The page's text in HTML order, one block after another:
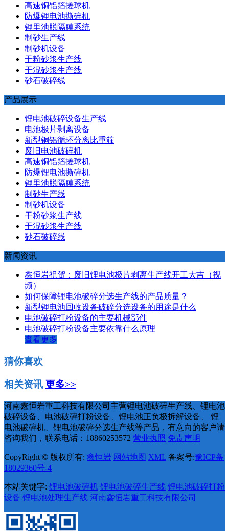
高速铜铝箔搓球机
防爆锂电池撕碎机
锂里池脱隔膜系统
制砂生产线
制砂机设备
干粉砂浆生产线
干混砂浆生产线
砂石破碎线
产品展示
锂电池破碎设备生产线
电池极片剥离设备
新型铜铝循环分离比重筛
废旧电池破碎机
高速铜铝箔搓球机
防爆锂电池撕碎机
锂里池脱隔膜系统
制砂生产线
制砂机设备
干粉砂浆生产线
干混砂浆生产线
砂石破碎线
新闻资讯
鑫恒岩祝贺：废旧锂电池极片剥离生产线开工大吉（视
频）
如何保障锂电池破碎分选生产线的产品质量？
新型锂电池回收设备破碎分选设备的用途是什么
电池破碎打粉设备的主要机械部件
电池破碎打粉设备主要依靠什么原理
查看更多
猜你喜欢
相关资讯 更多>>
河南鑫恒岩重工科技有限公司主营锂电池破碎生产线、锂电池
破碎设备、电池破碎打粉设备、锂电池正负极拆解设备、 锂
电池破碎机、锂电池破碎分选生产线等产品，有意向的客户请
咨询我们，联系电话：18860253572 营业执照 免责声明
CopyRight © 版权所有: 鑫恒岩 网站地图 XML 备案号:豫ICP备
18029360号-4
本站关键字: 锂电池破碎机 锂电池破碎生产线 锂电池破碎打粉
设备 锂电池处理生产线 河南鑫恒岩重工科技有限公司